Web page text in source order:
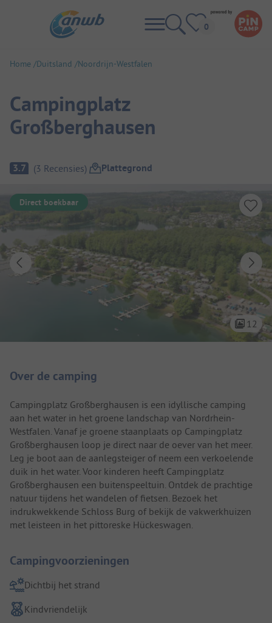
Home Duitsland Noordrijn-Westfalen
Campingplatz
Großberghausen
Camping overzicht
3.7 (3 Recensies) Plattegrond
Direct boekbaar
12
Over de camping
Campingplatz Großberghausen is een idyllische camping
aan het water in het groene landschap van Nordrhein-
Westfalen. Vanaf je groene staanplaats op Campingplatz
Großberghausen loop je direct naar de oever van het meer.
Leg je boot aan de aanlegsteiger of neem een verkoelende
duik in het water. Voor kinderen heeft Campingplatz
Großberghausen een buitenspeeltuin. Ontdek de prachtige
natuur tijdens het wandelen of fietsen. Bezoek het
indrukwekkende Schloss Burg of bekijk de vakwerkhuizen
met leisteen in het pittoreske Hückeswagen.
Campingvoorzieningen
Dichtbij het strand
Kindvriendelijk